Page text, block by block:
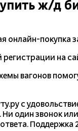
ж/д
онлайн-покупка
регистрации на
вагонов
с
один звонок
Поддержка